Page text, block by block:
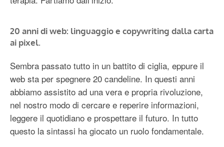
20 anni di web: linguaggio e copywriting dalla carta
ai pixel.
Sembra passato tutto in un battito di ciglia, eppure il
web sta per spegnere 20 candeline. In questi anni
abbiamo assistito ad una vera e propria rivoluzione,
nel nostro modo di cercare e reperire informazioni,
leggere il quotidiano e prospettare il futuro. In tutto
questo la sintassi ha giocato un ruolo fondamentale.